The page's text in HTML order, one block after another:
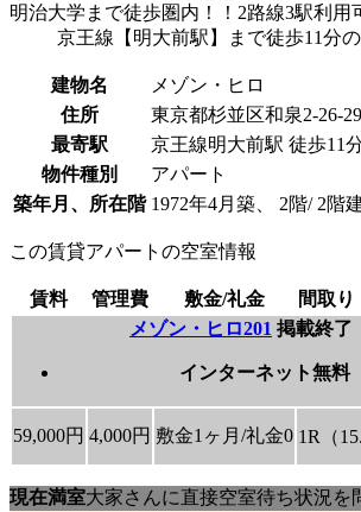
明治大学まで徒歩圏内！！2路線3駅利用
京王線【明大前駅】まで徒歩11分
建物名
メゾン・ヒロ
住所
東京都杉並区和泉2-26-29
最寄駅
京王線明大前駅 徒歩11
物件種別
アパート
築年月、所在階 1972年4月築、 2階/ 2階
この賃貸アパートの空室情報
賃料 管理費 敷金/礼金
間取り
メゾン・ヒロ201 掲載終了
インターネット無料
59,000円 4,000円 敷金1ヶ月/礼金0 1R（
現在満室大家さんに直接空室待ち状況を